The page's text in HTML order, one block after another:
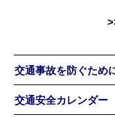
交通事故を防ぐため
交通安全カレンダー